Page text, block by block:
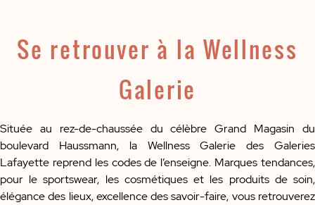
Se retrouver à la Wellness
Galerie
Située au rez-de-chaussée du célèbre Grand Magasin du
boulevard Haussmann, la Wellness Galerie des Galeries
Lafayette reprend les codes de l’enseigne. Marques tendances,
pour le sportswear, les cosmétiques et les produits de soin,
élégance des lieux, excellence des savoir-faire, vous retrouverez